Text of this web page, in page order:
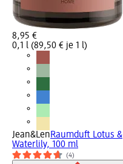
8,95 €
0,1 l (89,50 € je 1 l)
Jean&LenRaumduft Lotus &
Waterlily, 100 ml
(4)